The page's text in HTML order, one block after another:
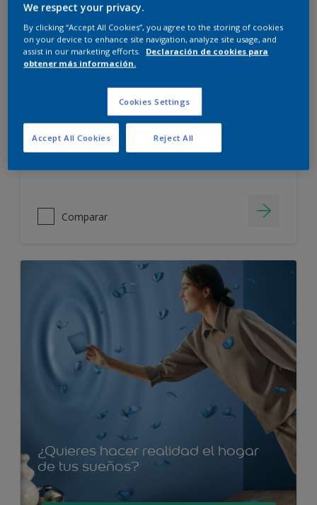
Comparar
IMPERMEABLE
SIN OLOR
Comparar
¿Quieres hacer realidad el hogar
de tus sueños?
We respect your privacy.
By clicking “Accept All Cookies”, you agree to the storing of cookies
on your device to enhance site navigation, analyze site usage, and
assist in our marketing efforts.
Declaración de cookies para
obtener más información.
Cookies Settings
Reject All
Accept All Cookies